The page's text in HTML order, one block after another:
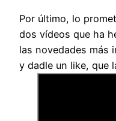
Por último, lo
dos vídeos que ha
las novedades más
y dadle un like, que